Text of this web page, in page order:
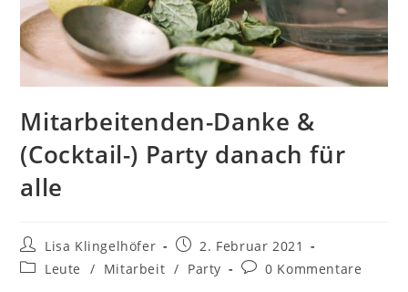
Mitarbeitenden-Danke &
(Cocktail-) Party danach für
alle
Lisa Klingelhöfer
2. Februar 2021
Leute
/ Mitarbeit / Party 0 Kommentare